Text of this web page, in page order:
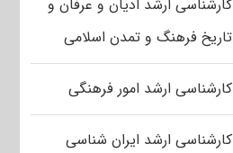
کارشناسی ارشد ادیان و عرفان و
تاریخ فرهنگ و تمدن اسلامی
کارشناسی ارشد امور فرهنگی
کارشناسی ارشد ایران شناسی